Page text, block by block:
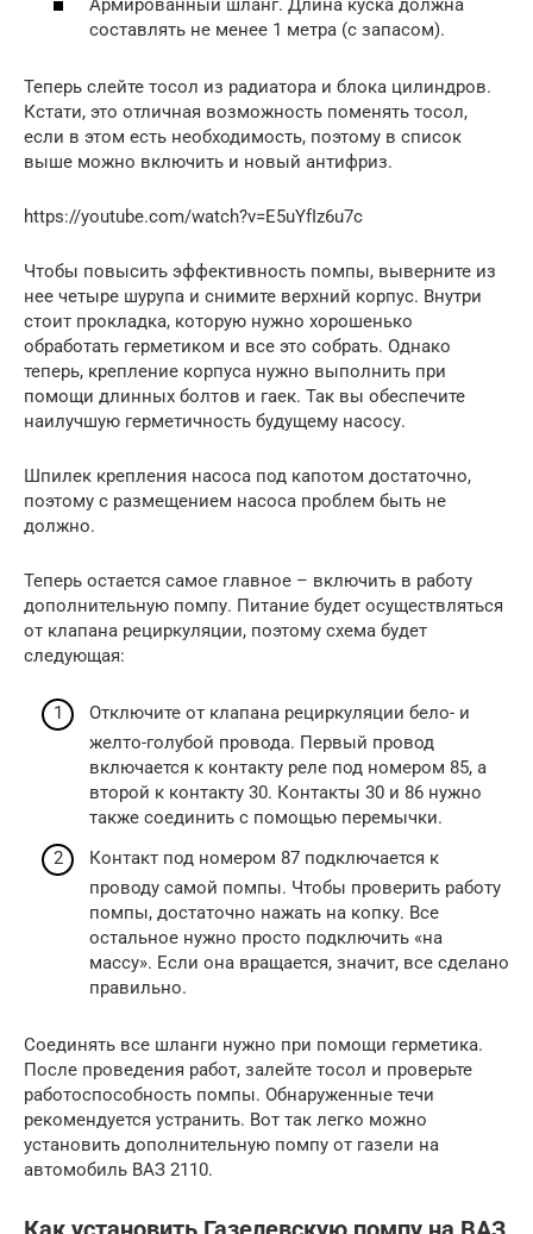
составлять не менее 1 метра (с запасом).
Теперь слейте тосол из радиатора и блока цилиндров.
Кстати, это отличная возможность поменять тосол,
если в этом есть необходимость, поэтому в список
выше можно включить и новый антифриз.
https://youtube.com/watch?v=E5uYfIz6u7c
Чтобы повысить эффективность помпы, выверните из
нее четыре шурупа и снимите верхний корпус. Внутри
стоит прокладка, которую нужно хорошенько
обработать герметиком и все это собрать. Однако
теперь, крепление корпуса нужно выполнить при
помощи длинных болтов и гаек. Так вы обеспечите
наилучшую герметичность будущему насосу.
Шпилек крепления насоса под капотом достаточно,
поэтому с размещением насоса проблем быть не
должно.
Теперь остается самое главное – включить в работу
дополнительную помпу. Питание будет осуществляться
от клапана рециркуляции, поэтому схема будет
следующая:
Отключите от клапана рециркуляции бело- и
желто-голубой провода. Первый провод
включается к контакту реле под номером 85, а
второй к контакту 30. Контакты 30 и 86 нужно
также соединить с помощью перемычки.
Контакт под номером 87 подключается к
проводу самой помпы. Чтобы проверить работу
помпы, достаточно нажать на копку. Все
остальное нужно просто подключить «на
массу». Если она вращается, значит, все сделано
правильно.
Соединять все шланги нужно при помощи герметика.
После проведения работ, залейте тосол и проверьте
работоспособность помпы. Обнаруженные течи
рекомендуется устранить. Вот так легко можно
установить дополнительную помпу от газели на
автомобиль ВАЗ 2110.